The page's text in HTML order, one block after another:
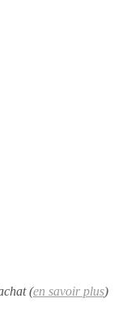
(en savoir plus)